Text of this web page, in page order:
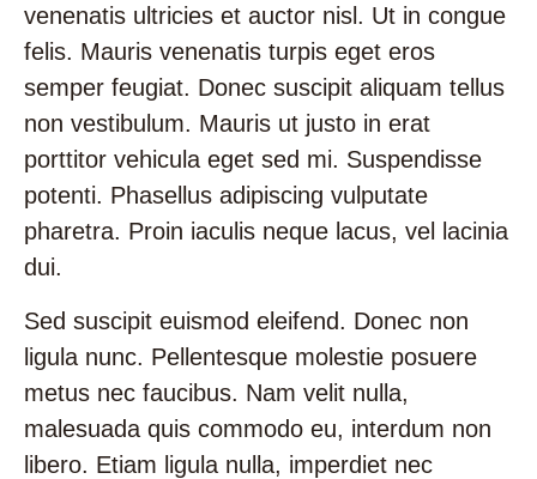
venenatis ultricies et auctor nisl. Ut in congue
felis. Mauris venenatis turpis eget eros
semper feugiat. Donec suscipit aliquam tellus
non vestibulum. Mauris ut justo in erat
porttitor vehicula eget sed mi. Suspendisse
potenti. Phasellus adipiscing vulputate
pharetra. Proin iaculis neque lacus, vel lacinia
dui.
Sed suscipit euismod eleifend. Donec non
ligula nunc. Pellentesque molestie posuere
metus nec faucibus. Nam velit nulla,
malesuada quis commodo eu, interdum non
libero. Etiam ligula nulla, imperdiet nec